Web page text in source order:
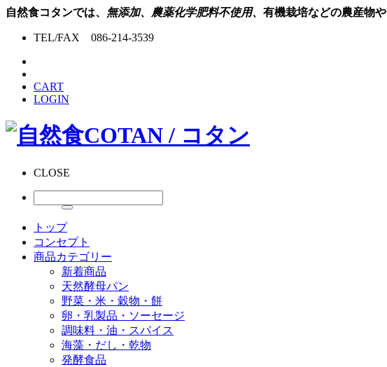
自然食コタンでは、 無添加、農薬化学肥料不使用、 有機栽培などの農産物や
TEL/FAX 086-214-3539
CART
LOGIN
CLOSE
トップ
コンセプト
商品カテゴリー
新着商品
天然酵母パン
野菜・米・穀物・餅
卵・乳製品・ソーセージ
調味料・油・スパイス
海藻・だし・乾物
発酵食品